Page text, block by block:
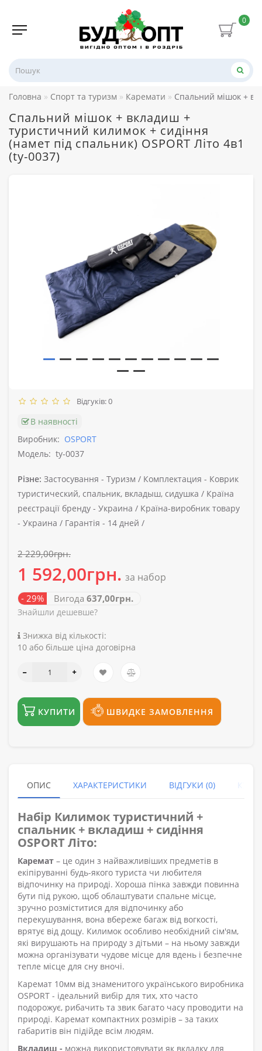
0
Головна Спорт та туризм Каремати Спальний мішок +
Спальний мішок + вкладиш +
туристичний килимок + сидіння
(намет під спальник) OSPORT Літо 4в1
(ty-0037)
Відгуків: 0
В наявності
Виробник: OSPORT
Модель: ty-0037
Різне: Застосування - Туризм / Комплектация - Коврик
туристический, спальник, вкладыш, сидушка / Країна
реєстрації бренду - Украина / Країна-виробник товару
- Украина / Гарантія - 14 дней /
2 229,00грн.
1 592,00грн. за набор
- 29% Вигода 637,00грн.
Знайшли дешевше?
Знижка від кількості:
10 або більше ціна договірна
КУПИТИ ШВИДКЕ ЗАМОВЛЕННЯ
ОПИС ХАРАКТЕРИСТИКИ ВІДГУКИ (0)
Набір Килимок туристичний +
спальник + вкладиш + сидіння
OSPORT Літо:
Каремат – це один з найважливіших предметів в
екіпіруванні будь-якого туриста чи любителя
відпочинку на природі. Хороша пінка завжди повинна
бути під рукою, щоб облаштувати спальне місце,
зручно розміститися для відпочинку або
перекушування, вона вбереже багаж від вогкості,
врятує від дощу. Килимок особливо необхідний сім'ям,
які вирушають на природу з дітьми – на ньому завжди
можна організувати чудове місце для вдень і безпечне
тепле місце для сну вночі.
Каремат 10мм від знаменитого українського виробника
OSPORT - ідеальний вибір для тих, хто часто
подорожує, рибачить та звик багато часу проводити на
природі. Каремат компактних розмірів – за таких
габаритів він підійде всім людям.
Вкладиш - можна використовувати як вкладку для